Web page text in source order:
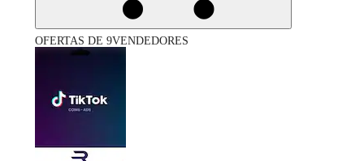
OFERTAS DE 9VENDEDORES